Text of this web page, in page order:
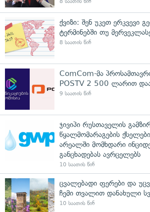
ქვიზი: შენ უკეთ ერკვევი
ტერმინებში თუ
8 საათის წინ
ComCom-მა
POSTV 2 500 ლარით
9 საათის წინ
ჯივიპი რუსთაველის
წყალმომარაგების
არეალში მომხდარი
განცხადებას ავრცელებს
10 საათის წინ
ცვალებადი ფერები და
ჩემი თვალით დანახული
10 საათის წინ